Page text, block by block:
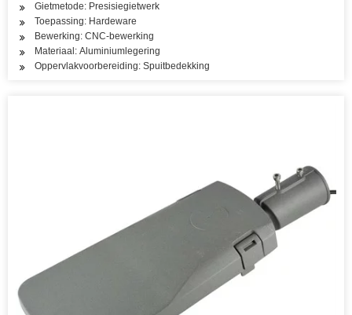
Gietmetode: Presisiegietwerk
Toepassing: Hardeware
Bewerking: CNC-bewerking
Materiaal: Aluminiumlegering
Oppervlakvoorbereiding: Spuitbedekking